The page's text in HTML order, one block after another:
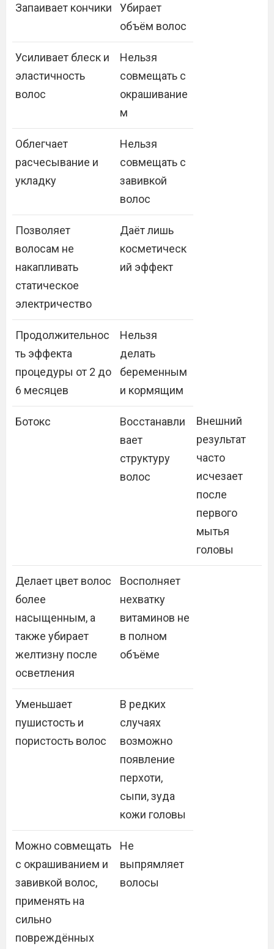
Запаивает кончики
Убирает
объём волос
Усиливает блеск и
эластичность
волос
Нельзя
совмещать с
окрашивание
м
Облегчает
расчесывание и
укладку
Нельзя
совмещать с
завивкой
волос
Позволяет
волосам не
накапливать
статическое
электричество
Даёт лишь
косметическ
ий эффект
Продолжительнос
ть эффекта
процедуры от 2 до
6 месяцев
Нельзя
делать
беременным
и кормящим
Ботокс
Восстанавли
вает
структуру
волос
Внешний
результат
часто
исчезает
после
первого
мытья
головы
Делает цвет волос
более
насыщенным, а
также убирает
желтизну после
осветления
Восполняет
нехватку
витаминов не
в полном
объёме
Уменьшает
пушистость и
пористость волос
В редких
случаях
возможно
появление
перхоти,
сыпи, зуда
кожи головы
Можно совмещать
с окрашиванием и
завивкой волос,
применять на
сильно
повреждённых
Не
выпрямляет
волосы